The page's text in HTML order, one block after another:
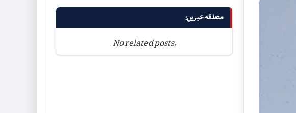
متعلقہ خبریں:
No related posts.